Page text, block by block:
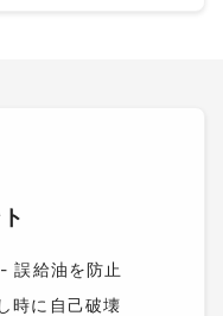
誤給油を防止
時に自己破壊